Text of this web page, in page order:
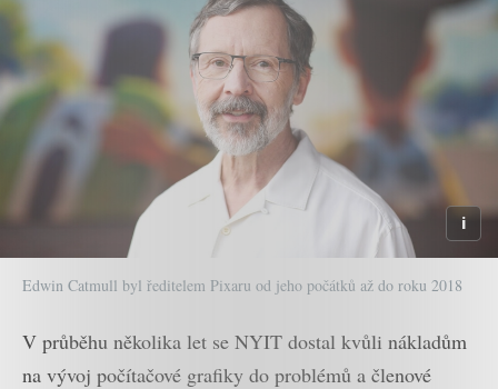
Edwin Catmull byl ředitelem Pixaru od jeho počátků až do roku 2018
V průběhu několika let se NYIT dostal kvůli nákladům
na vývoj počítačové grafiky do problémů a členové